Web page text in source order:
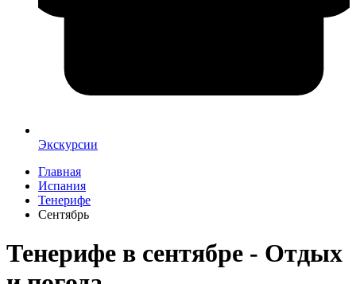
Экскурсии
Главная
Испания
Тенерифе
Сентябрь
Тенерифе в сентябре - Отдых